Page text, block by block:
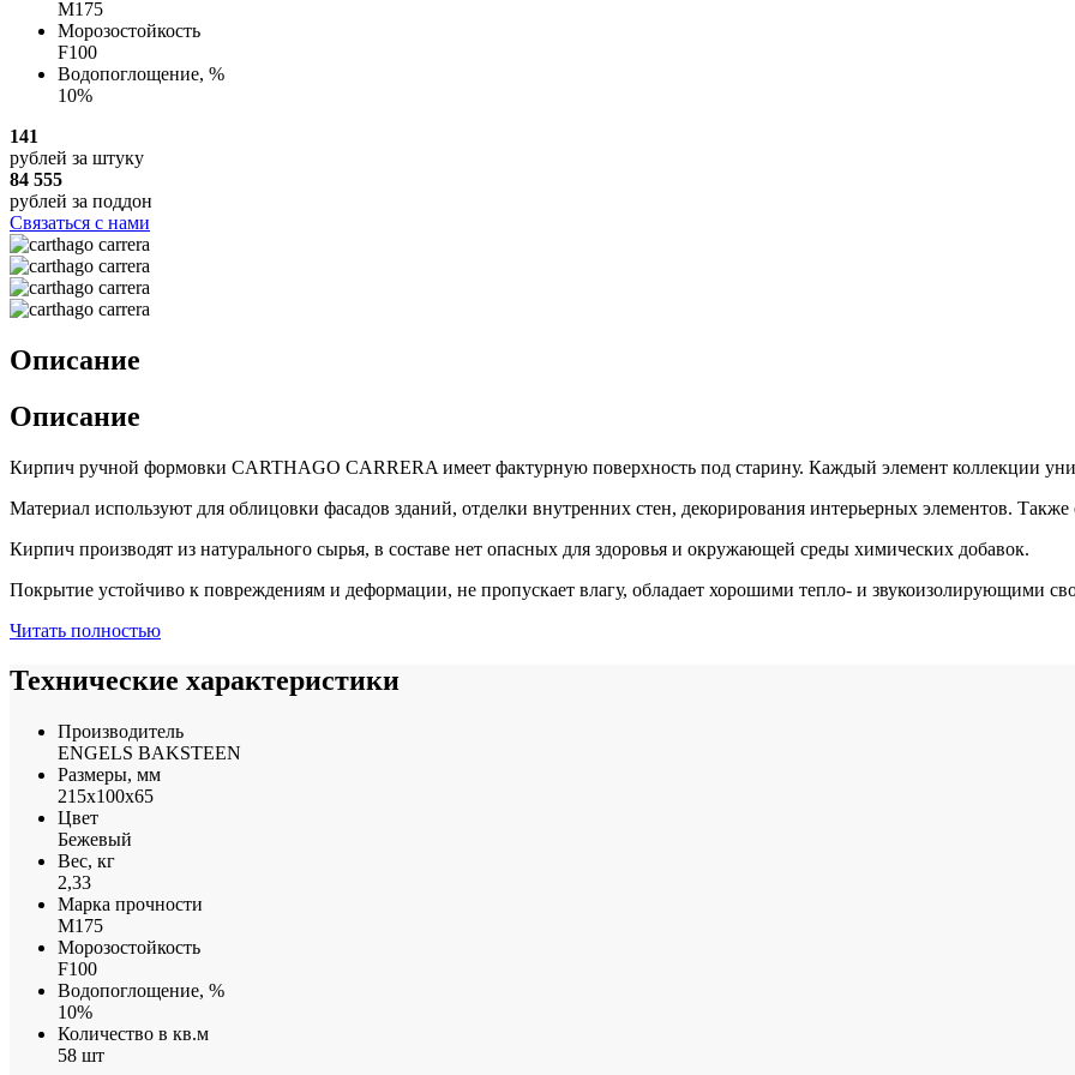
М175
Морозостойкость
F100
Водопоглощение, %
10%
141
рублей за штуку
84 555
рублей за поддон
Связаться с нами
Описание
Описание
Кирпич ручной формовки CARTHAGO CARRERA имеет фактурную поверхность под старину. Каждый элемент коллекции
Материал используют для облицовки фасадов зданий, отделки внутренних стен, декорирования интерьерных элементов.
Кирпич производят из натурального сырья, в составе нет опасных для здоровья и окружающей среды химических добавок.
Покрытие устойчиво к повреждениям и деформации, не пропускает влагу, обладает хорошими тепло- и звукоизолирующими
Читать полностью
Технические характеристики
Производитель
ENGELS BAKSTEEN
Размеры, мм
215x100x65
Цвет
Бежевый
Вес, кг
2,33
Марка прочности
М175
Морозостойкость
F100
Водопоглощение, %
10%
Количество в кв.м
58 шт